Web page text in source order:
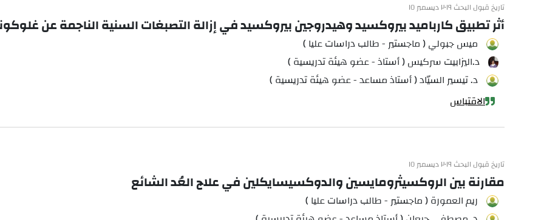
تاريخ قبول البحث ٢٠١٩ ديسمبر ١٥
أثر تطبيق كارباميد بيروكسيد وهيدروجين بيروكسيد في إزالة التصبغات السنية الناجمة عن
ميس جبولي ( ماجستير - طالب دراسات عليا )
د.اليزابيت سركيس ( أستاذ - عضو هيئة تدريسية )
د. تيسير السيّاد ( أستاذ مساعد - عضو هيئة تدريسية )
الاقتباس
تاريخ قبول البحث ٢٠١٩ ديسمبر ١٥
مقارنة بين الروكسيثرومايسين والدوكسيسايكلين في علاج العُد الشائع
ريم العمورة ( ماجستير - طالب دراسات عليا )